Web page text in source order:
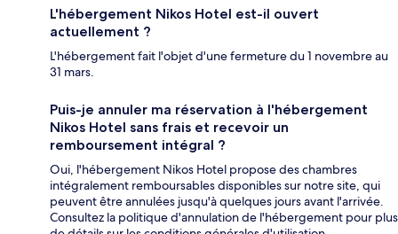
L'hébergement Nikos Hotel est-il ouvert
actuellement ?
L'hébergement fait l'objet d'une fermeture du 1 novembre au
31 mars.
Puis-je annuler ma réservation à l'hébergement
Nikos Hotel sans frais et recevoir un
remboursement intégral ?
Oui, l'hébergement Nikos Hotel propose des chambres
intégralement remboursables disponibles sur notre site, qui
peuvent être annulées jusqu'à quelques jours avant l'arrivée.
Consultez la politique d'annulation de l'hébergement pour plus